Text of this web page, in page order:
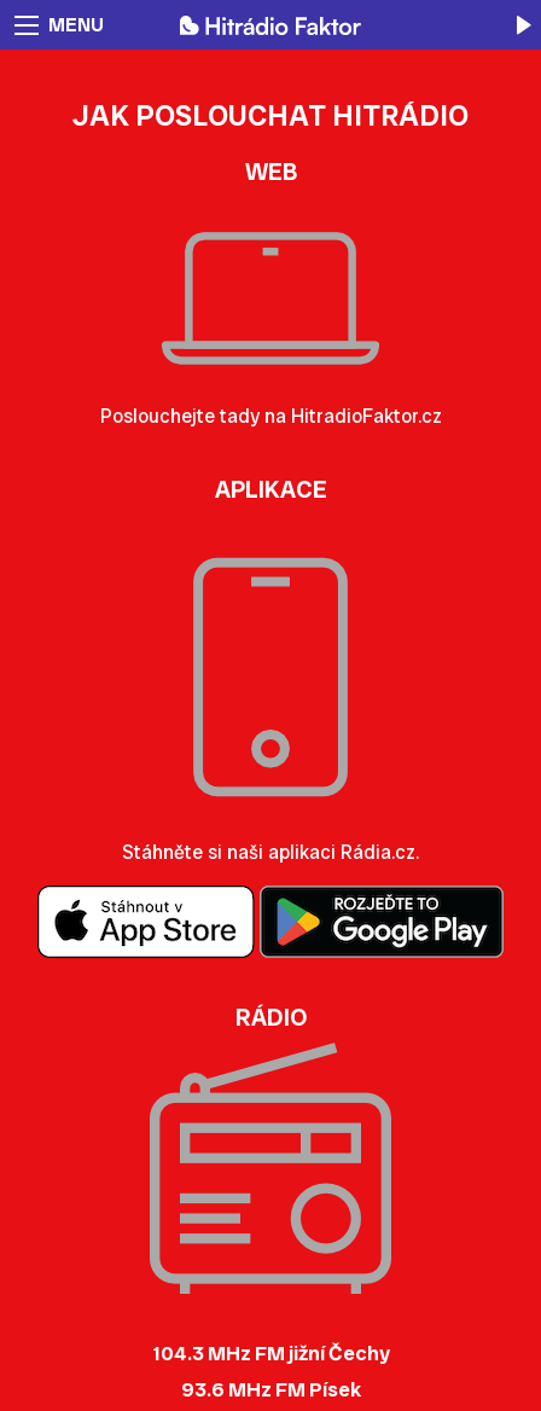
MENU
JAK POSLOUCHAT HITRÁDIO
WEB
Poslouchejte tady na HitradioFaktor.cz
APLIKACE
Stáhněte si naši aplikaci Rádia.cz.
RÁDIO
104.3 MHz FM jižní Čechy
93.6 MHz FM Písek